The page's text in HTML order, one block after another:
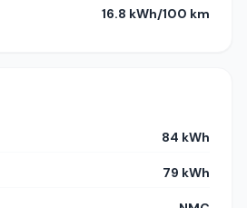
16.8 kWh/100 km
84 kWh
79 kWh